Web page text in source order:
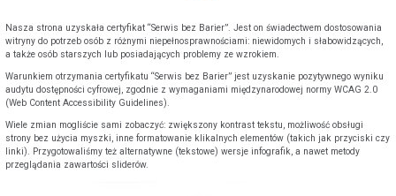
Załóż konto prepaid dla FIRM:
Nasza strona uzyskała certyfikat “Serwis bez Barier”. Jest on świadectwem dostosowania
witryny do potrzeb osób z różnymi niepełnosprawnościami: niewidomych i słabowidzących,
a także osób starszych lub posiadających problemy ze wzrokiem.
Warunkiem otrzymania certyfikatu “Serwis bez Barier” jest uzyskanie pozytywnego wyniku
audytu dostępności cyfrowej, zgodnie z wymaganiami międzynarodowej normy WCAG 2.0
(Web Content Accessibility Guidelines).
Wiele zmian mogliście sami zobaczyć: zwiększony kontrast tekstu, możliwość obsługi
strony bez użycia myszki, inne formatowanie klikalnych elementów (takich jak przyciski czy
linki). Przygotowaliśmy też alternatywne (tekstowe) wersje infografik, a nawet metody
przeglądania zawartości sliderów.